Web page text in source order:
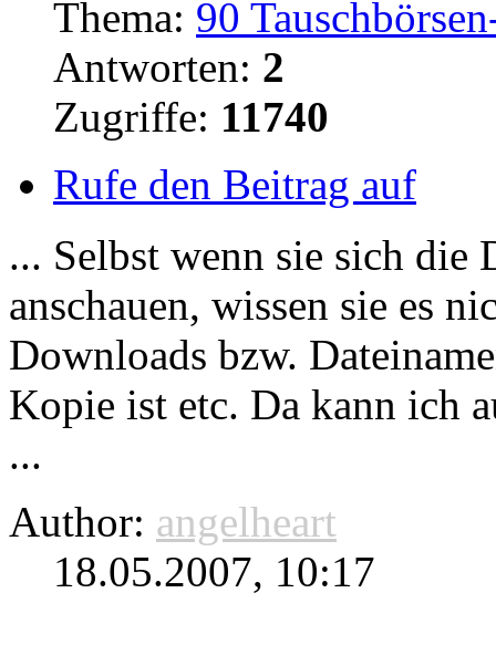
Thema: 90
Antworten: 2
Zugriffe: 11740
Rufe den Beitrag auf
... Selbst wenn sie sich die
anschauen, wissen sie es
Downloads bzw.
Kopie ist etc. Da kann ich
...
Author: angelheart
18.05.2007, 10:17